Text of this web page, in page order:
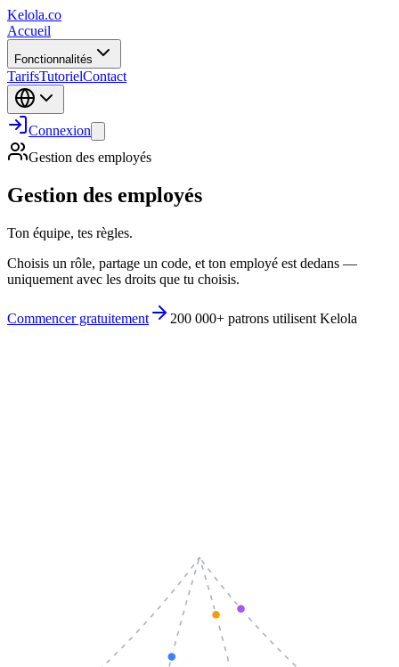
Kelola.co
Accueil
Fonctionnalités
TarifsTutorielContact
Connexion
Gestion des employés
Gestion des employés
Ton équipe, tes règles.
Choisis un rôle, partage un code, et ton employé est dedans —
uniquement avec les droits que tu choisis.
Commencer gratuitement 200 000+ patrons utilisent Kelola